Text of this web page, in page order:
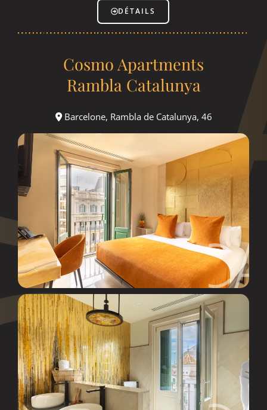
DÉTAILS
Cosmo Apartments
Rambla Catalunya
Barcelone, Rambla de Catalunya, 46